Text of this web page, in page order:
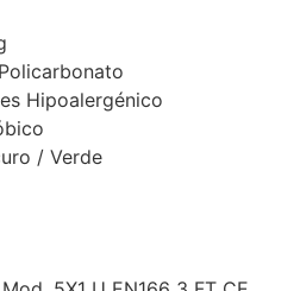
Hipoalergénico
/ Verde